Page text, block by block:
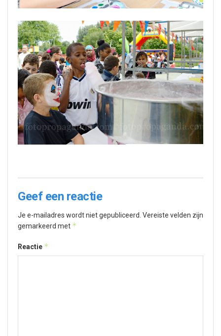
Geef een reactie
Je e-mailadres wordt niet gepubliceerd. Vereiste velden zijn
gemarkeerd met *
Reactie *